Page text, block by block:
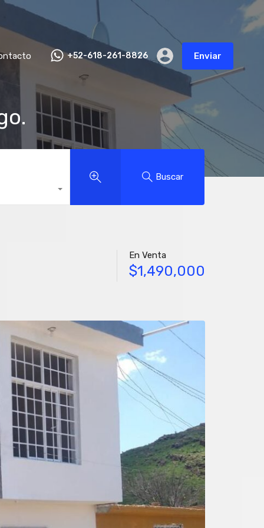
+52-618-261-8826 Enviar
Buscar
En Venta
$1,490,000